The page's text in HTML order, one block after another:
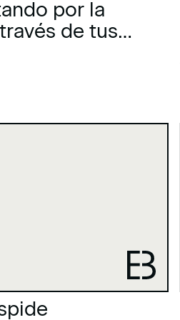
por la
de tus